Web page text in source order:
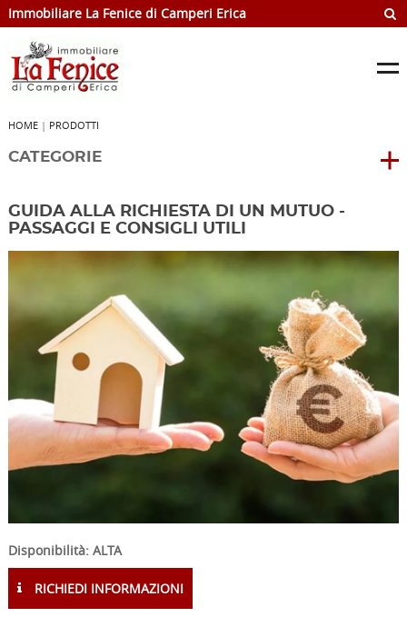
Immobiliare La Fenice di Camperi Erica
HOME| PRODOTTI
CATEGORIE
GUIDA ALLA RICHIESTA DI UN MUTUO -
PASSAGGI E CONSIGLI UTILI
Disponibilità: ALTA
RICHIEDI INFORMAZIONI